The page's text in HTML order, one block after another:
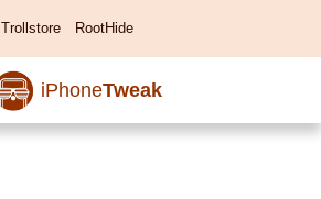
Trollstore RootHide
iPhoneTweak